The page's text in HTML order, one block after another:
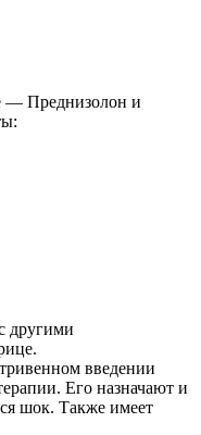
— Преднизолон и
другими
введении
Его назначают и
шок. Также имеет